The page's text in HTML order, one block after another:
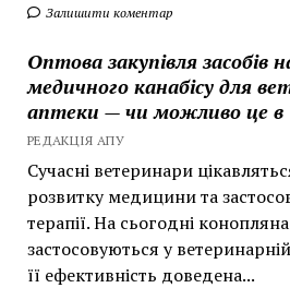
Залишити коментар
Оптова закупівля засобів
медичного канабісу для
аптеки — чи можливо це в
РЕДАКЦІЯ АПУ
Сучасні ветеринари
розвитку медицини та
терапії. На сьогодні
застосовуються у
її ефективність доведена...